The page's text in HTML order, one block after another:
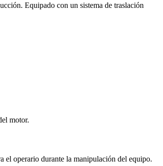
Equipado con un sistema de traslación
motor.
el operario durante la manipulación del equipo.